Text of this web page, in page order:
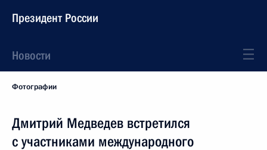
Президент России
Новости
Фотографии
Дмитрий Медведев встретился
с участниками международного